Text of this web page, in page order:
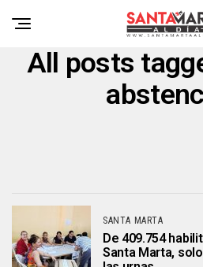
All posts
SANTA MARTA
De 409.754
Santa Marta,